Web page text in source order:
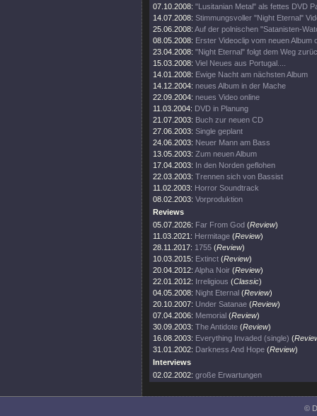
07.10.2008: "Lusitanian Metal" als fettes DVD
14.07.2008: Stimmungsvoller "Night Eternal"
25.06.2008: Auf der polnischen "Satanisten-
08.05.2008: Erster Videoclip vom neuen Album
23.04.2008: "Night Eternal" folgt dem Weg
15.03.2008: Viel Neues aus Portugal....
14.01.2008: Ewige Nacht am nächsten Album
14.12.2004: neues Album in der Mache
22.09.2004: neues Video online
11.03.2004: DVD in Planung
21.07.2003: Buch zur neuen CD
27.06.2003: Single geplant
24.06.2003: Neuer Mann am Bass
13.05.2003: Zum neuen Album
17.04.2003: In den Norden geflohen
22.03.2003: Trennen sich von Bassist
11.02.2003: Horror Soundtrack
08.02.2003: Vorproduktion
Reviews
05.07.2026: Far From God (Review)
11.03.2021: Hermitage (Review)
28.11.2017: 1755 (Review)
10.03.2015: Extinct (Review)
20.04.2012: Alpha Noir (Review)
22.01.2012: Irreligious (Classic)
04.05.2008: Night Eternal (Review)
20.10.2007: Under Satanae (Review)
07.04.2006: Memorial (Review)
30.09.2003: The Antidote (Review)
16.08.2003: Everything Invaded (single) (
31.01.2002: Darkness And Hope (Review)
Interviews
02.02.2002: große Erwartungen
©